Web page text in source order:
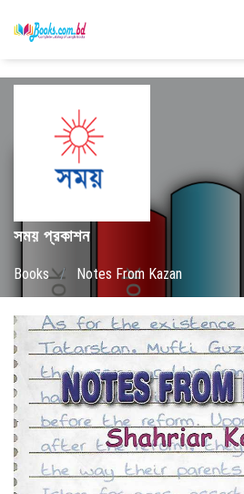
সময় প্রকাশন
Books / Notes From Kazan